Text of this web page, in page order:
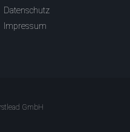
Datenschutz
Impressum
GmbH